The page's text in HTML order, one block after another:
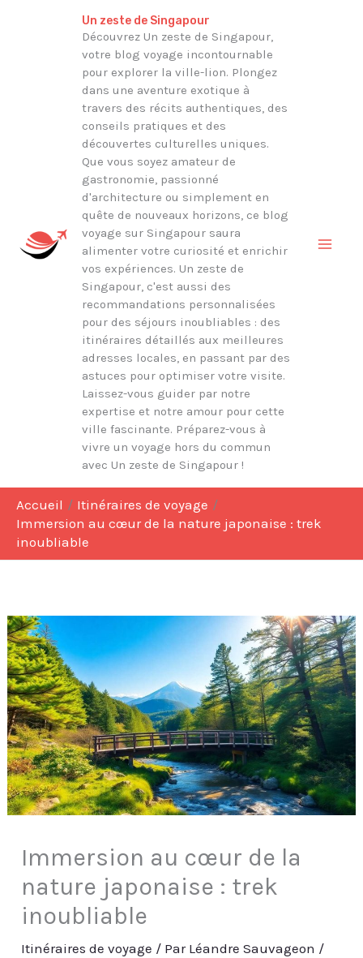
Un zeste de Singapour
Découvrez Un zeste de Singapour,
votre blog voyage incontournable
pour explorer la ville-lion. Plongez
dans une aventure exotique à
travers des récits authentiques, des
conseils pratiques et des
découvertes culturelles uniques.
Que vous soyez amateur de
gastronomie, passionné
d'architecture ou simplement en
quête de nouveaux horizons, ce blog
voyage sur Singapour saura
alimenter votre curiosité et enrichir
vos expériences. Un zeste de
Singapour, c'est aussi des
recommandations personnalisées
pour des séjours inoubliables : des
itinéraires détaillés aux meilleures
adresses locales, en passant par des
astuces pour optimiser votre visite.
Laissez-vous guider par notre
expertise et notre amour pour cette
ville fascinante. Préparez-vous à
vivre un voyage hors du commun
avec Un zeste de Singapour !
Accueil
Itinéraires de voyage
Immersion au cœur de la nature japonaise : trek
inoubliable
Immersion au cœur de la
nature japonaise : trek
inoubliable
Itinéraires de voyage / Par Léandre Sauvageon /
Rechercher